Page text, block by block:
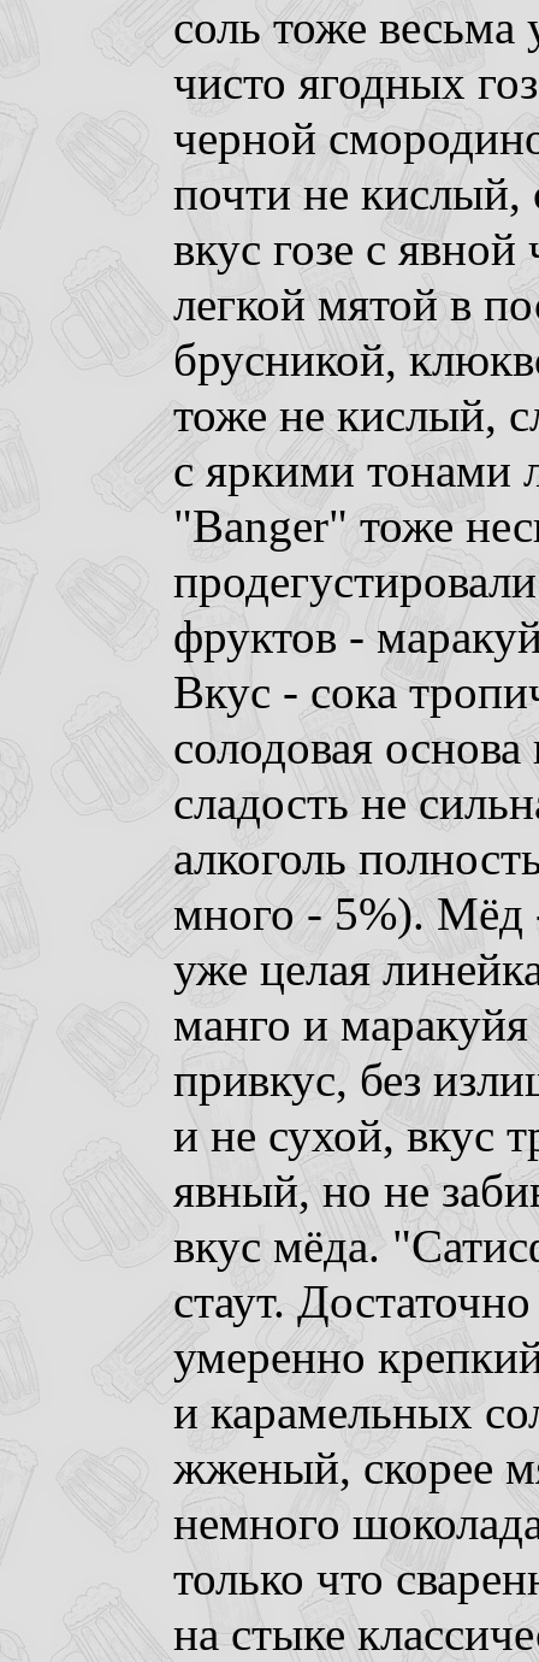
соль тоже
чисто ягодных
черной
почти не кислый,
вкус гозе с
легкой мятой в
брусникой,
тоже не кислый,
с яркими тонами
"Banger" тоже
фруктов -
Вкус - сока
солодовая
сладость не
алкоголь
много - 5%). Мёд
уже целая
манго и
привкус, без
и не сухой, вкус
явный, но не
вкус мёда.
стаут.
умеренно
и карамельных
жженый, скорее
немного
только что
на стыке